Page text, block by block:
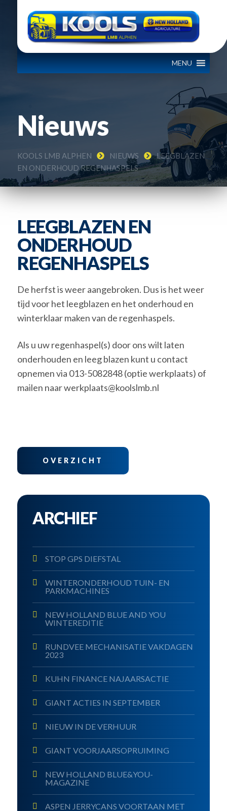
MENU
Nieuws
KOOLS LMB ALPHEN NIEUWS
LEEGBLAZEN
EN ONDERHOUD REGENHASPELS
LEEGBLAZEN EN
ONDERHOUD
REGENHASPELS
De herfst is weer aangebroken. Dus is het weer
tijd voor het leegblazen en het onderhoud en
winterklaar maken van de regenhaspels.
Als u uw regenhaspel(s) door ons wilt laten
onderhouden en leeg blazen kunt u contact
opnemen via 013-5082848 (optie werkplaats) of
mailen naar werkplaats@koolslmb.nl
OVERZICHT
ARCHIEF
STOP GPS DIEFSTAL
WINTERONDERHOUD TUIN- EN
PARKMACHINES
NEW HOLLAND BLUE AND YOU
WINTEREDITIE
RUNDVEE MECHANISATIE VAKDAGEN
2023
KUHN FINANCE NAJAARSACTIE
GIANT ACTIES IN SEPTEMBER
NIEUW IN DE VERHUUR
GIANT VOORJAARSOPRUIMING
NEW HOLLAND BLUE&YOU-
MAGAZINE
ASPEN JERRYCANS VOORTAAN MET